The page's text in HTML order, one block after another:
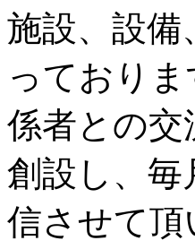
施設、設備
っており
係者との交
創設し、毎
信させて